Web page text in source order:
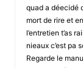
quad a déecidé
mort de rire et
l’entretien t’as
nieaux c’est pa
Regarde le